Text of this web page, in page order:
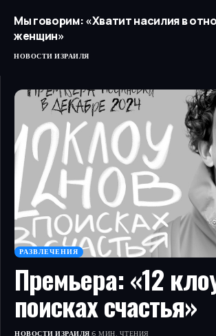
Мы говорим: «Хватит насилия в
женщин»
НОВОСТИ ИЗРАИЛЯ
РАЗВЛЕЧЕНИЯ
Премьера: «12
поисках счастья»
НОВОСТИ ИЗРАИЛЯ 6 МИН. ЧТЕНИЯ